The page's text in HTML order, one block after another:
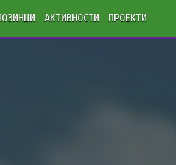
АКТИВНОСТИ ПРОЕКТИ